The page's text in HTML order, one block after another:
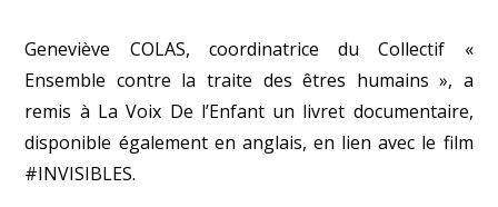
Geneviève COLAS, coordinatrice du Collectif «
Ensemble contre la traite des êtres humains », a
remis à La Voix De l’Enfant un livret documentaire,
disponible également en anglais, en lien avec le film
#INVISIBLES.